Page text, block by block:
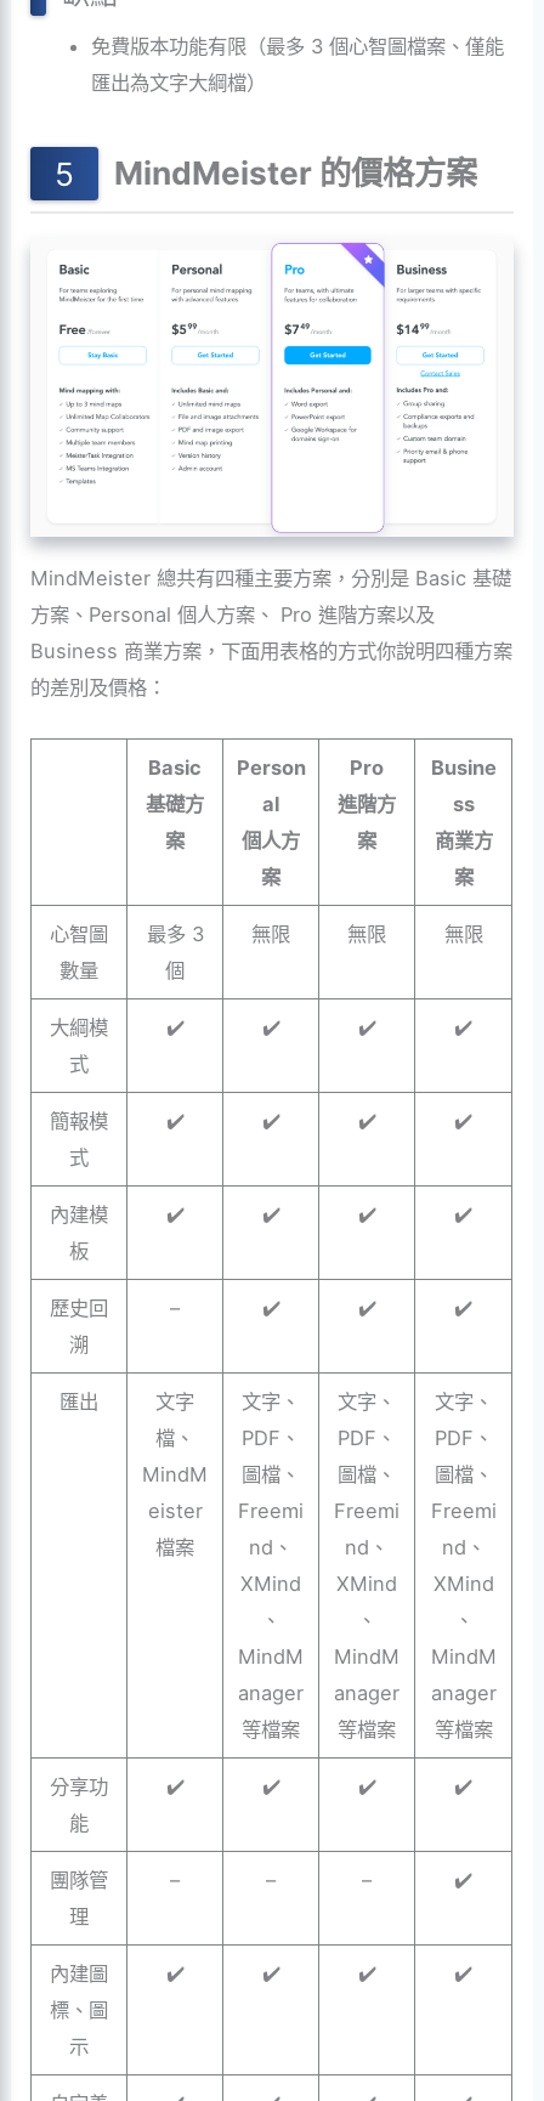
免費版本功能有限（最多 3 個心智圖檔案、僅能
匯出為文字大綱檔）
MindMeister 的價格方案
MindMeister 總共有四種主要方案，分別是 Basic 基礎
方案、Personal 個人方案、 Pro 進階方案以及
Business 商業方案，下面用表格的方式你說明四種方案
的差別及價格：
Basic
基礎方
案
Person
al
個人方
案
Pro
進階方
案
Busine
ss
商業方
案
心智圖
數量
最多 3
個
無限 無限 無限
大綱模
式
✔️ ✔️ ✔️ ✔️
簡報模
式
✔️ ✔️ ✔️ ✔️
內建模
板
✔️ ✔️ ✔️ ✔️
歷史回
溯
– ✔️ ✔️ ✔️
匯出
文字
檔、
MindM
eister
檔案
文字、
PDF、
圖檔、
Freemi
nd、
XMind
、
MindM
anager
等檔案
文字、
PDF、
圖檔、
Freemi
nd、
XMind
、
MindM
anager
等檔案
文字、
PDF、
圖檔、
Freemi
nd、
XMind
、
MindM
anager
等檔案
分享功
能
✔️ ✔️ ✔️ ✔️
團隊管
理
– – – ✔️
內建圖
標、圖
示
✔️ ✔️ ✔️ ✔️